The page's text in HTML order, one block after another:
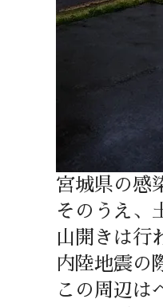
宮城県の感
そのうえ、
山開きは行
内陸地震の
この周辺は